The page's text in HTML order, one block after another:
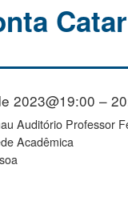
2023@19:00 –
Auditório Professor
Acadêmica